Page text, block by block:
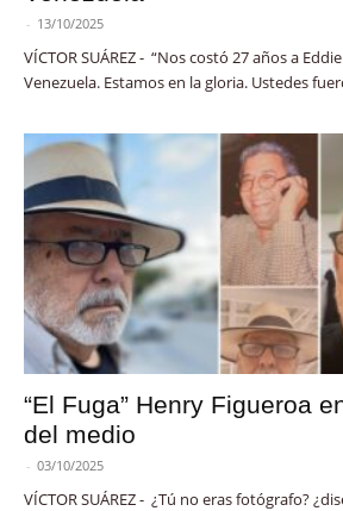
- 13/10/2025
VÍCTOR SUÁREZ - “Nos costó 27 años a
Venezuela. Estamos en la gloria. Ustedes
“El Fuga” Henry Figueroa
del medio
- 03/10/2025
VÍCTOR SUÁREZ - ¿Tú no eras fotógrafo?